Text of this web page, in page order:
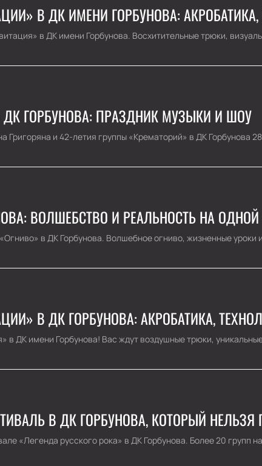
В ДК ИМЕНИ ГОРБУНОВА:
в ДК имени Горбунова. Восхитительные трюки,
ГОРБУНОВА: ПРАЗДНИК МУЗЫКИ И ШОУ
и 42-летия группы «Крематорий» в ДК Горбунова 28
ВОЛШЕБСТВО И РЕАЛЬНОСТЬ НА
в ДК Горбунова. Волшебное огниво, жизненные уроки
В ДК ГОРБУНОВА: АКРОБАТИКА,
в ДК имени Горбунова! Вас ждут воздушные трюки,
В ДК ГОРБУНОВА, КОТОРЫЙ НЕЛЬЗЯ
«Легенда русского рока» в ДК Горбунова. Более 20 групп